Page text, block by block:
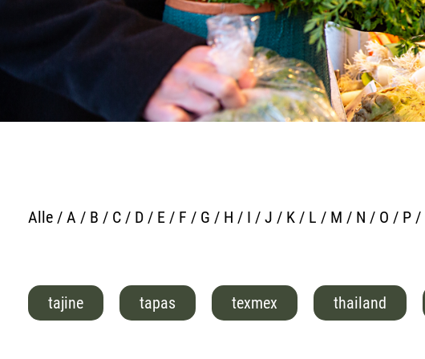
Alle / A / B / C / D / E / F / G / H / I / J / K / L / M / N / O / P /
tajine tapas texmex thailand